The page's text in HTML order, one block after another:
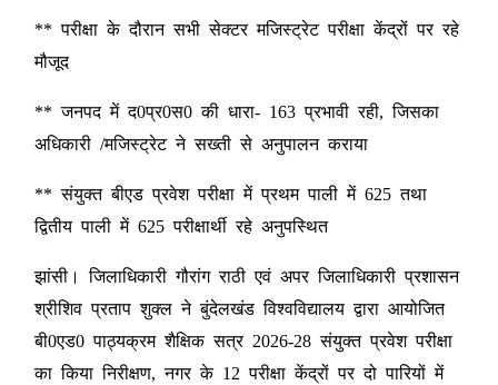
** परीक्षा के दौरान सभी सेक्टर मजिस्ट्रेट परीक्षा केंद्रों पर रहे
मौजूद
** जनपद में द0प्र0स0 की धारा- 163 प्रभावी रही, जिसका
अधिकारी /मजिस्ट्रेट ने सख्ती से अनुपालन कराया
** संयुक्त बीएड प्रवेश परीक्षा में प्रथम पाली में 625 तथा
द्वितीय पाली में 625 परीक्षार्थी रहे अनुपस्थित
झांसी। जिलाधिकारी गौरांग राठी एवं अपर जिलाधिकारी प्रशासन
श्रीशिव प्रताप शुक्ल ने बुंदेलखंड विश्वविद्यालय द्वारा आयोजित
बी0एड0 पाठ्यक्रम शैक्षिक सत्र 2026-28 संयुक्त प्रवेश परीक्षा
का किया निरीक्षण, नगर के 12 परीक्षा केंद्रों पर दो पारियों में